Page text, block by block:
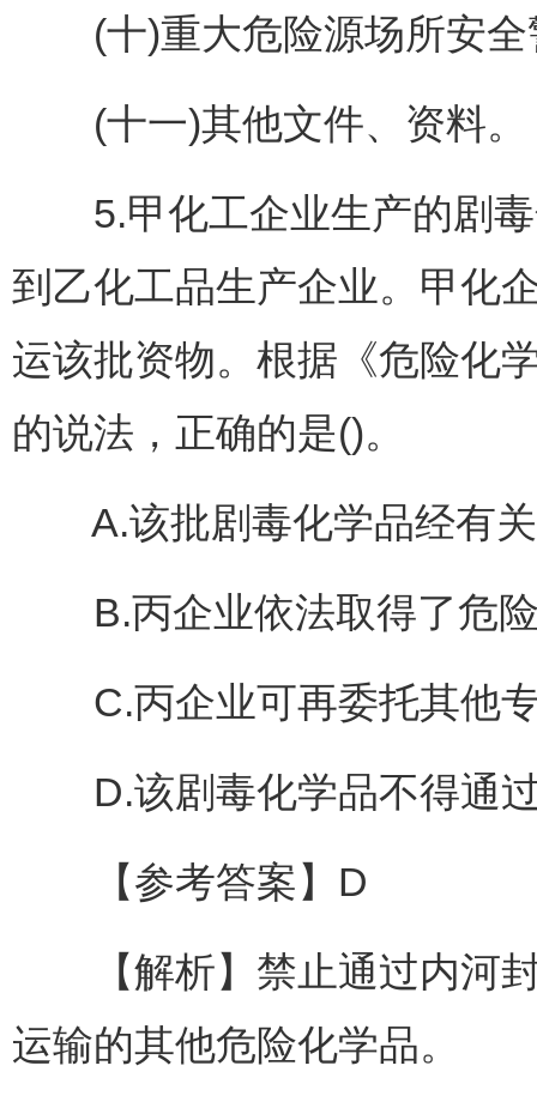
(十)重大危险源场所安全
(十一)其他文件、资料。
5.甲化工企业生产的剧毒
到乙化工品生产企业。甲化
运该批资物。根据《危险化
的说法，正确的是()。
A.该批剧毒化学品经有关
B.丙企业依法取得了危险
C.丙企业可再委托其他专
D.该剧毒化学品不得通过
【参考答案】D
【解析】禁止通过内河封
运输的其他危险化学品。